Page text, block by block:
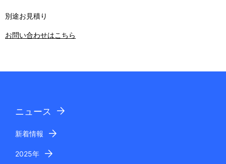
別途お見積り
お問い合わせはこちら
ニュース
新着情報
2025年